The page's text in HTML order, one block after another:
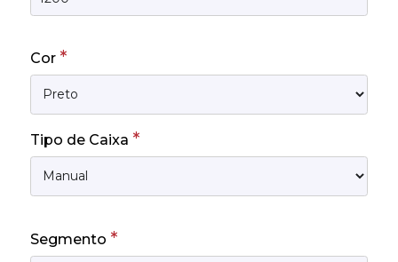
Cor *
Tipo de Caixa *
Segmento *